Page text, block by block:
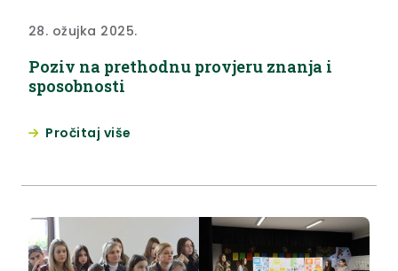
28. ožujka 2025.
Poziv na prethodnu provjeru znanja i
sposobnosti
Pročitaj više